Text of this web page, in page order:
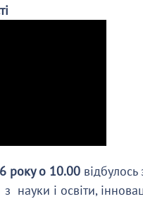
року о 10.00 відбулось
з науки і освіти,